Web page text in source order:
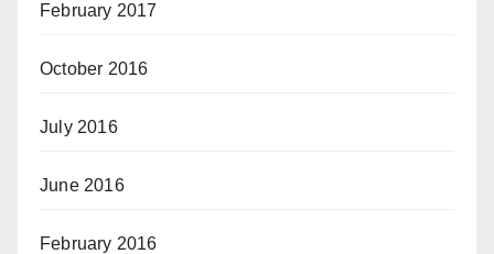
February 2017
October 2016
July 2016
June 2016
February 2016